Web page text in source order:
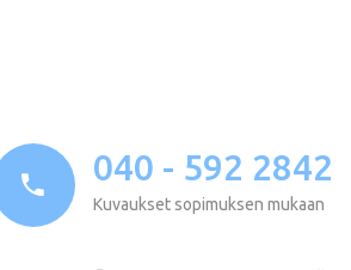
040 - 592 2842
Kuvaukset sopimuksen mukaan